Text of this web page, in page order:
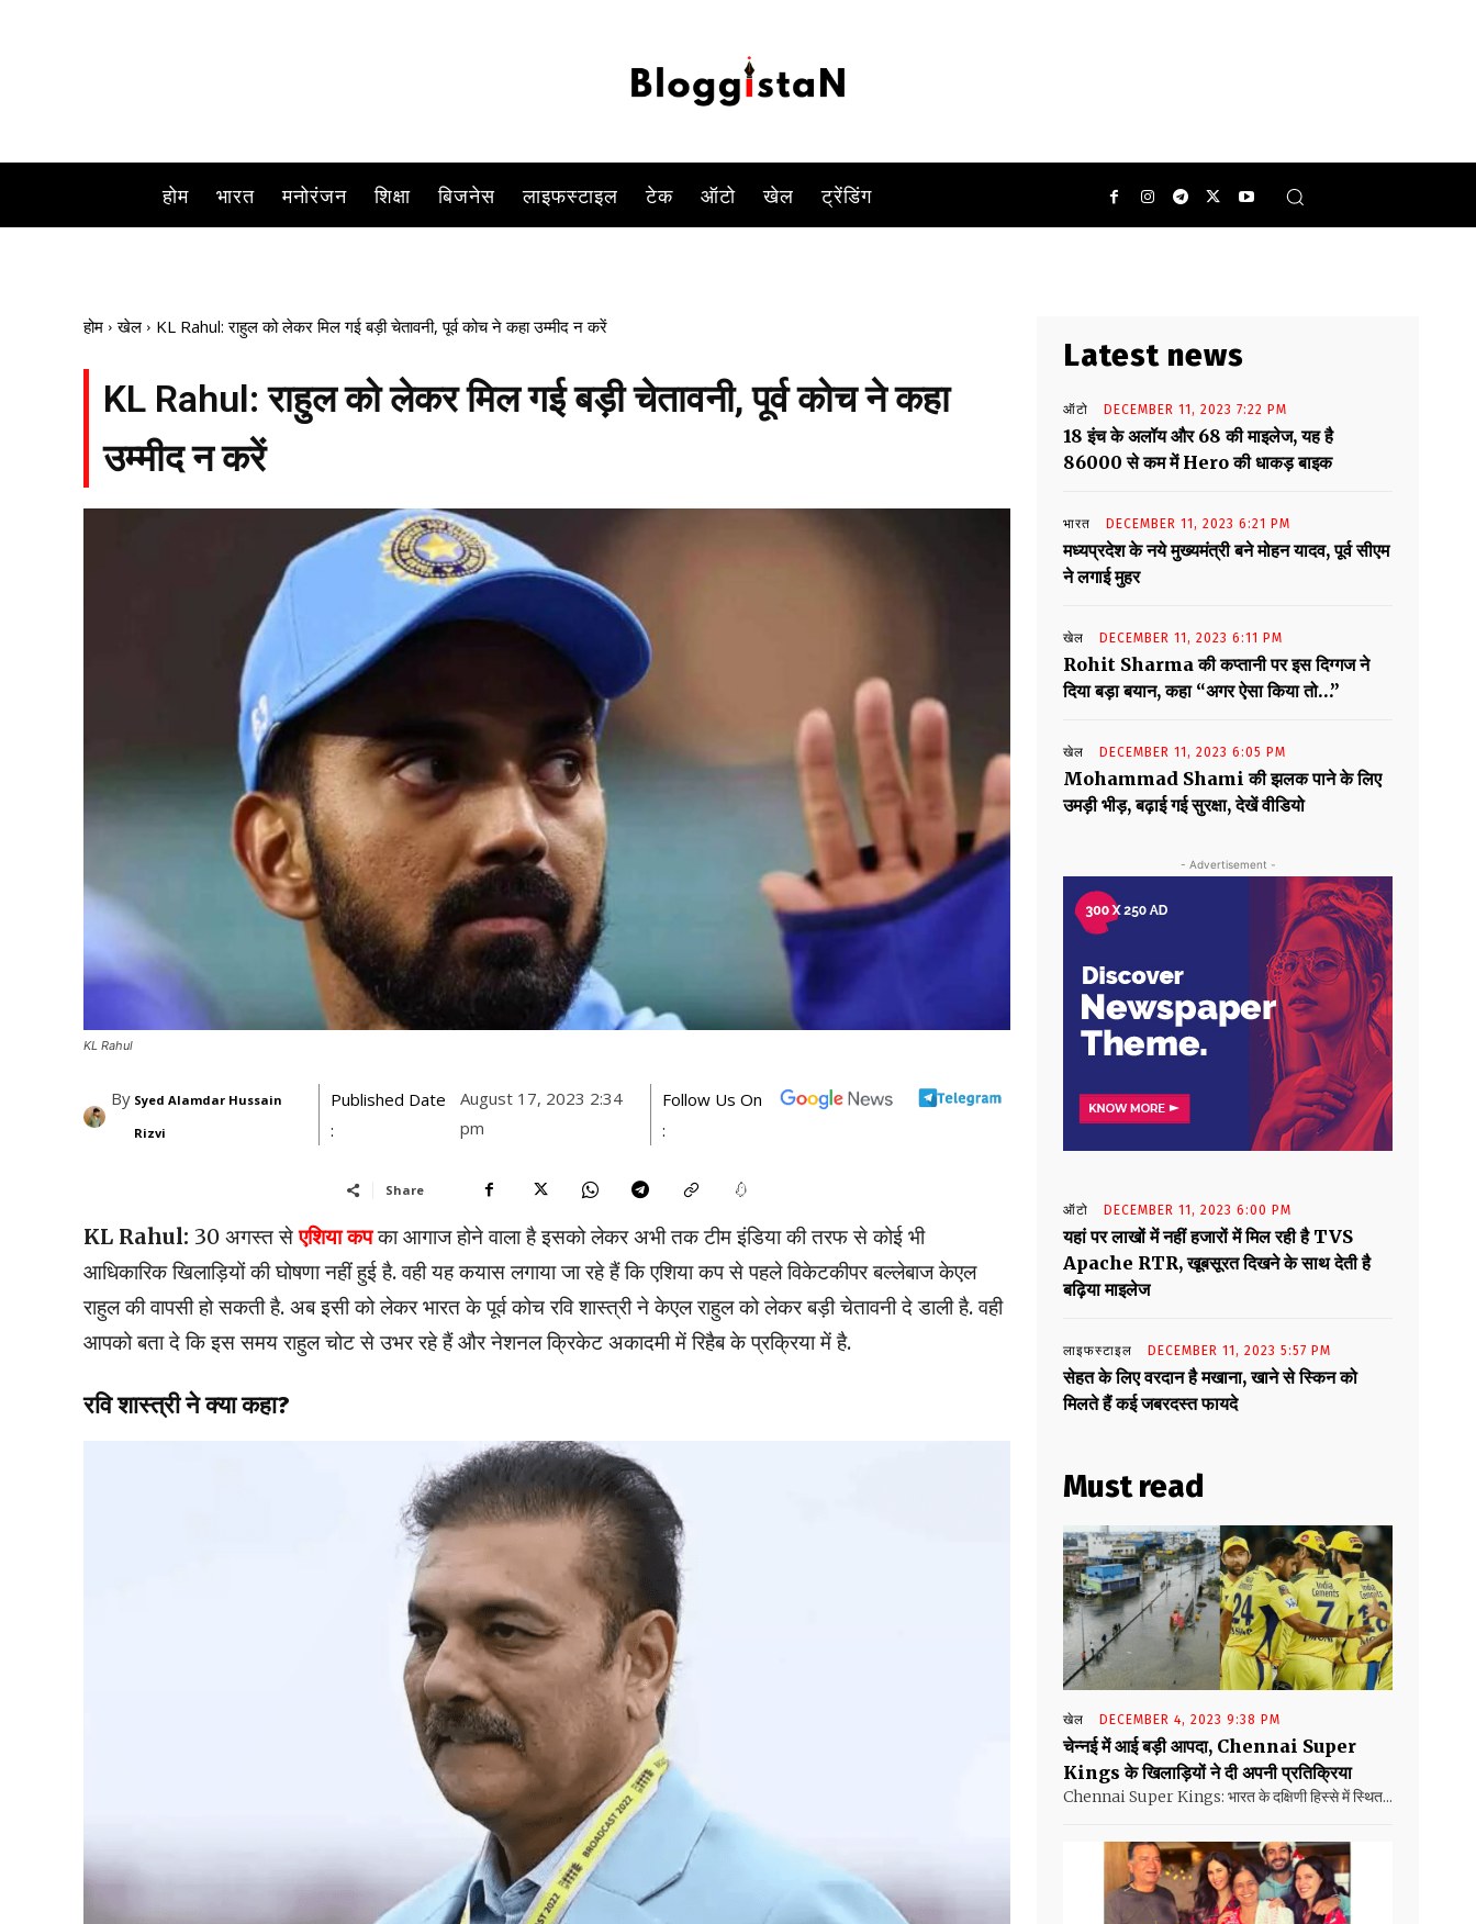
होम भारत मनोरंजन शिक्षा बिजनेस लाइफस्टाइल टेक ऑटो खेल ट्रेंडिंग
होम खेल KL Rahul: राहुल को लेकर मिल गई बड़ी चेतावनी, पूर्व कोच ने कहा उम्मीद न करें
KL Rahul: राहुल को लेकर मिल गई बड़ी चेतावनी, पूर्व कोच ने कहा
उम्मीद न करें
KL Rahul
By Syed Alamdar Hussain
Rizvi
Published Date
:
August 17, 2023 2:34
pm
Follow Us On
:
Share
KL Rahul: 30 अगस्त सेएशिया कपका आगाज होने वाला है इसको लेकर अभी तक टीम इंडिया की तरफ से कोई भी
आधिकारिक खिलाड़ियों की घोषणा नहीं हुई है. वही यह कयास लगाया जा रहे हैं कि एशिया कप से पहले विकेटकीपर बल्लेबाज केएल
राहुल की वापसी हो सकती है. अब इसी को लेकर भारत के पूर्व कोच रवि शास्त्री ने केएल राहुल को लेकर बड़ी चेतावनी दे डाली है. वही
आपको बता दे कि इस समय राहुल चोट से उभर रहे हैं और नेशनल क्रिकेट अकादमी में रिहैब के प्रक्रिया में है.
रवि शास्त्री ने क्या कहा?
Latest news
ऑटो DECEMBER 11, 2023 7:22 PM
18 इंच के अलॉय और 68 की माइलेज, यह है
86000 से कम में Hero की धाकड़ बाइक
भारत DECEMBER 11, 2023 6:21 PM
मध्यप्रदेश के नये मुख्यमंत्री बने मोहन यादव, पूर्व सीएम
ने लगाई मुहर
खेल DECEMBER 11, 2023 6:11 PM
Rohit Sharma की कप्तानी पर इस दिग्गज ने
दिया बड़ा बयान, कहा “अगर ऐसा किया तो…”
खेल DECEMBER 11, 2023 6:05 PM
Mohammad Shami की झलक पाने के लिए
उमड़ी भीड़, बढ़ाई गई सुरक्षा, देखें वीडियो
- Advertisement -
ऑटो DECEMBER 11, 2023 6:00 PM
यहां पर लाखों में नहीं हजारों में मिल रही है TVS
Apache RTR, खूबसूरत दिखने के साथ देती है
बढ़िया माइलेज
लाइफस्टाइल DECEMBER 11, 2023 5:57 PM
सेहत के लिए वरदान है मखाना, खाने से स्किन को
मिलते हैं कई जबरदस्त फायदे
Must read
खेल DECEMBER 4, 2023 9:38 PM
चेन्नई में आई बड़ी आपदा, Chennai Super
Kings के खिलाड़ियों ने दी अपनी प्रतिक्रिया
Chennai Super Kings: भारत के दक्षिणी हिस्से में स्थित...